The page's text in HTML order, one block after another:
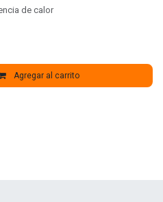
de calor
Agregar al carrito